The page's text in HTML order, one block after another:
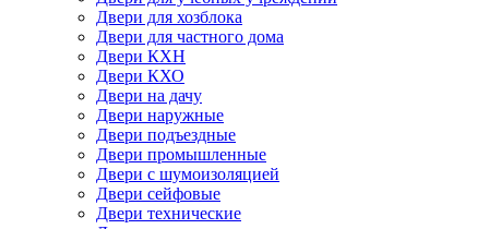
Двери для хозблока
Двери для частного дома
Двери КХН
Двери КХО
Двери на дачу
Двери наружные
Двери подъездные
Двери промышленные
Двери с шумоизоляцией
Двери сейфовые
Двери технические